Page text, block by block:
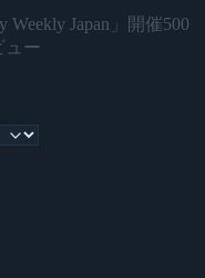
Weekly Japan」開催500
ュー